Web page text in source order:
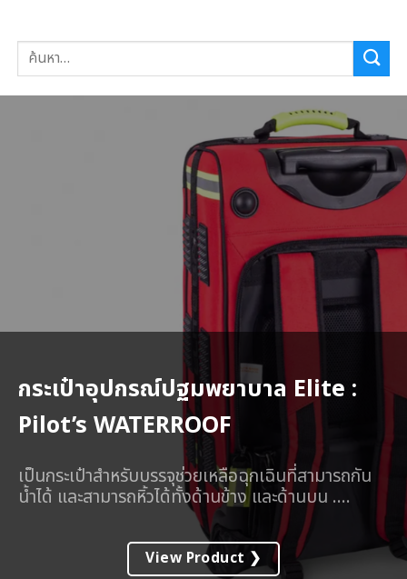
ค้นหา:
กระเป๋าอุปกรณ์ปฐมพยาบาล Elite :
Pilot’s WATERROOF
เป็นกระเป๋าสำหรับบรรจุช่วยเหลือฉุกเฉินที่สามารถกัน
น้ำได้ และสามารถหิ้วได้ทั้งด้านข้าง และด้านบน ....
View Product ❯